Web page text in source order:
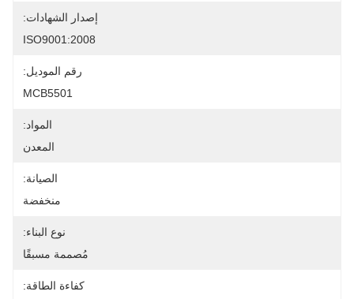
إصدار الشهادات:
ISO9001:2008
رقم الموديل:
MCB5501
المواد:
المعدن
الصيانة:
منخفضة
نوع البناء:
مُصممة مسبقًا
كفاءة الطاقة: